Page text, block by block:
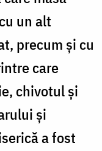
un alt
precum și cu
care
chivotul şi
şi
a fost